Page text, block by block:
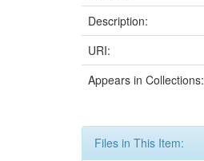
Description:
URI:
Appears in Collections:
Files in This Item: